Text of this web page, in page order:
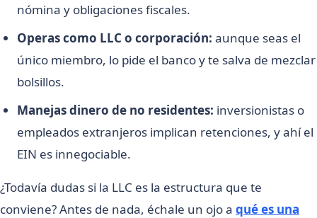
nómina y obligaciones fiscales.
Operas como LLC o corporación: aunque seas el
único miembro, lo pide el banco y te salva de mezclar
bolsillos.
Manejas dinero de no residentes: inversionistas o
empleados extranjeros implican retenciones, y ahí el
EIN es innegociable.
¿Todavía dudas si la LLC es la estructura que te
conviene? Antes de nada, échale un ojo a qué es una